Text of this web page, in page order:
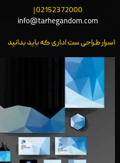
02152372000 |
info@tarhegandom.com
اسرار طراحی ست اداری که باید بدانید